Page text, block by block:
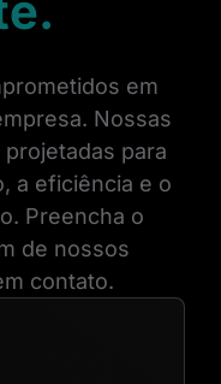
em
Nossas
para
a eficiência e o
Preencha o
de nossos
contato.